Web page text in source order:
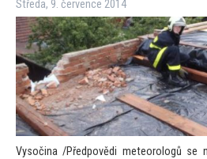
Středa, 9. července 2014
Vysočina /Předpovědi meteorologů se